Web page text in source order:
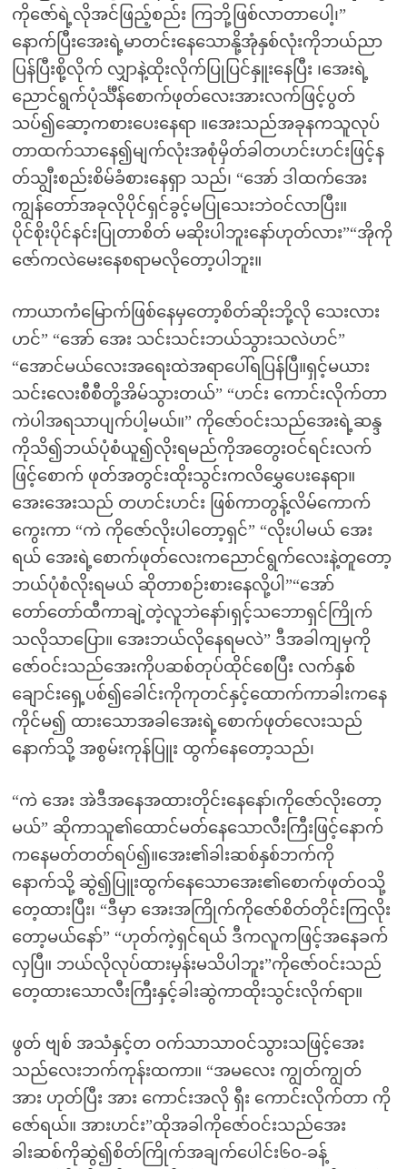
ကိုဇော်ရဲ့လိုအင်ဖြည့်စည်း ကြဘို့ဖြစ်လာတာပေါ့၊”
နောက်ပြီးအေးရဲ့မာတင်းနေသောနို့အုံနှစ်လုံးကိုဘယ်ညာ
ပြန်ပြီးစို့လိုက် လျှာနဲ့ထိုးလိုက်ပြုပြင်နှူးနေပြီး ၊အေးရဲ့
ညောင်ရွက်ပုံင်္သီန်စောက်ဖုတ်လေးအားလက်ဖြင့်ပွတ်
သပ်၍ဆော့ကစားပေးနေရာ ။အေးသည်အခုနကသူလုပ်
တာထက်သာနေ၍မျက်လုံးအစုံမှိတ်ခါတဟင်းဟင်းဖြင့်န
တ်သျွီးစည်းစိမ်ခံစားနေရှာ သည်၊ “အော် ဒါထက်အေး
ကျွန်တော်အခုလိုပိုင်ရှင်ခွင့်မပြုသေးဘဲဝင်လာပြီး။
ပိုင်စိုးပိုင်နင်းပြုတာစိတ် မဆိုးပါဘူးနော်ဟုတ်လား”“အိုကို
ဇော်ကလဲမေးနေစရာမလိုတော့ပါဘူး။
ကာယာကံမြောက်ဖြစ်နေမှတော့စိတ်ဆိုးဘို့လို သေးလား
ဟင်” “အော် အေး သင်းသင်းဘယ်သွားသလဲဟင်”
“အောင်မယ်လေးအရေးထဲအရာပေါ်ရပြန်ပြီ။ရှင့်မယား
သင်းလေးစီစီတို့အိမ်သွားတယ်” “ဟင်း ကောင်းလိုက်တာ
ကဲပါအရသာပျက်ပါ့မယ်။” ကိုဇော်ဝင်းသည်အေးရဲ့ဆန္ဒ
ကိုသိ၍ဘယ်ပုံစံယူ၍လိုးရမည်ကိုအတွေးဝင်ရင်းလက်
ဖြင့်စောက် ဖုတ်အတွင်းထိုးသွင်းကလိမွှေပေးနေရာ။
အေးအေးသည် တဟင်းဟင်း ဖြစ်ကာတွန့်လိမ်ကောက်
ကွေးကာ “ကဲ ကိုဇော်လိုးပါတော့ရှင်” “လိုးပါမယ် အေး
ရယ် အေးရဲ့စောက်ဖုတ်လေးကညောင်ရွက်လေးနဲ့တူတော့
ဘယ်ပုံစံလိုးရမယ် ဆိုတာစဉ်းစားနေလို့ပါ”“အော်
တော်တော်ထီကာချဲ့တဲ့လူဘဲနော်၊ရှင့်သဘောရှင်ကြိုက်
သလိုသာပြော။ အေးဘယ်လိုနေရမလဲ” ဒီအခါကျမှကို
ဇော်ဝင်းသည်အေးကိုပဆစ်တုပ်ထိုင်စေပြီး လက်နှစ်
ချောင်းရှေ့ပစ်၍ခေါင်းကိုကုတင်နှင့်ထောက်ကာခါးကနေ
ကိုင်မ၍ ထားသောအခါအေးရဲ့စောက်ဖုတ်လေးသည်
နောက်သို့ အစွမ်းကုန်ပြူး ထွက်နေတော့သည်၊
“ကဲ အေး အဲဒီအနေအထားတိုင်းနေနော်၊ကိုဇော်လိုးတော့
မယ်” ဆိုကာသူ၏ထောင်မတ်နေသောလီးကြီးဖြင့်နောက်
ကနေမတ်တတ်ရပ်၍။အေး၏ခါးဆစ်နှစ်ဘက်ကို
နောက်သို့ ဆွဲ၍ပြူးထွက်နေသောအေး၏စောက်ဖုတ်ဝသို့
တေ့ထားပြီး၊ “ဒီမှာ အေးအကြိုက်ကိုဇော်စိတ်တိုင်းကြလိုး
တော့မယ်နော်” “ဟုတ်ကဲ့ရှင်ရယ် ဒီကလူကဖြင့်အနေခက်
လှပြီ။ ဘယ်လိုလုပ်ထားမှန်းမသိပါဘူး”ကိုဇော်ဝင်းသည်
တေ့ထားသောလီးကြီးနှင့်ခါးဆွဲကာထိုးသွင်းလိုက်ရာ။
ဖွတ် ဗျစ် အသံနှင့်တ ဝက်သာသာဝင်သွားသဖြင့်အေး
သည်လေးဘက်ကုန်းထကာ။ “အမလေး ကျွတ်ကျွတ်
အား ဟုတ်ပြီး အား ကောင်းအလို ရှီး ကောင်းလိုက်တာ ကို
ဇော်ရယ်။ အားဟင်း”ထိုအခါကိုဇော်ဝင်းသည်အေး
ခါးဆစ်ကိုဆွဲ၍စိတ်ကြိုက်အချက်ပေါင်း၆၀-ခန့်